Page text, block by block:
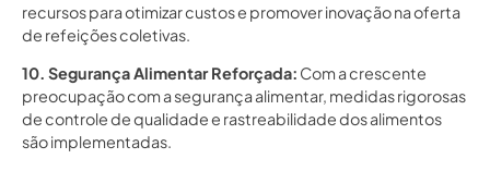
recursos para otimizar custos e promover inovação na oferta
de refeições coletivas.
10. Segurança Alimentar Reforçada: Com a crescente
preocupação com a segurança alimentar, medidas rigorosas
de controle de qualidade e rastreabilidade dos alimentos
são implementadas.